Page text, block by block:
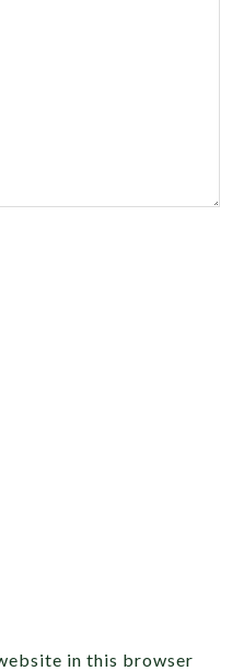
in this browser